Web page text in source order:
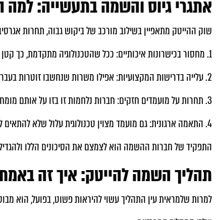
אתגרי גיוס והשמה בתעשייה: למה
שוק ההייטק מתאפיין בשילוב מורכב של ביקוש גבוה, תחרות
1. מחסור בכישרונות איכותיים: ככל שהטכנולוגיה מתקדמת, כך קטן מספר המועמדים המתאימים בדיוק לצרכים הספציפיים של כל חברה.
2. עלייה בדרישות המקצועיות: אפילו משרות שנחשבו זוטרות בעבר דורשות כיום ניסיון עשיר בטכנולוגיות מתקדמות.
3. תחרות על מועמדים חזקים: חברות נלחמות זו בזו על אותם מומחים, ותהליך גיוס איטי עלול להוביל לאובדן מועמד מוצלח.
4. התאמה ארגונית: גם מועמד מצוין טכנולוגית עלול שלא להתאים לסביבה, לקצב או לדנ"א של החברה.
התפקיד של חברות ההשמה הוא לצמצם את הסיכונים הללו
תהליך השמה להייטק: איך זה
למרות שלמראית עין התהליך עשוי להיראות פשוט, בפועל, הוא